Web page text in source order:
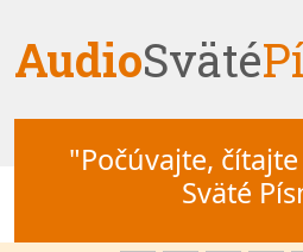
AudioSväté
"Počúvajte,
Sväté